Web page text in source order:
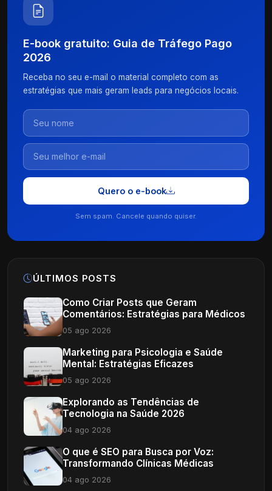
E-book gratuito: Guia de Tráfego Pago
2026
Receba no seu e-mail o material completo com as
estratégias que mais geram leads para negócios locais.
Quero o e-book
Sem spam. Cancele quando quiser.
ÚLTIMOS POSTS
Como Criar Posts que Geram
Comentários: Estratégias para Médicos
05 ago 2026
Marketing para Psicologia e Saúde
Mental: Estratégias Eficazes
05 ago 2026
Explorando as Tendências de
Tecnologia na Saúde 2026
04 ago 2026
O que é SEO para Busca por Voz:
Transformando Clínicas Médicas
04 ago 2026